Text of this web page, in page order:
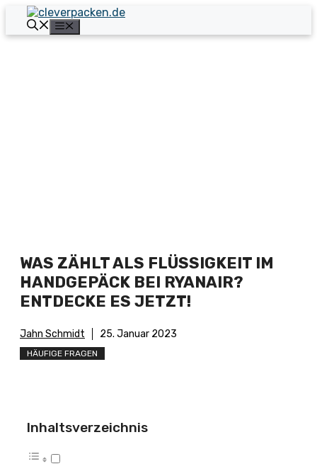
Zum
Inhalt
springen
WAS ZÄHLT ALS FLÜSSIGKEIT IM
HANDGEPÄCK BEI RYANAIR?
ENTDECKE ES JETZT!
Jahn Schmidt 25. Januar 2023
HÄUFIGE FRAGEN
Inhaltsverzeichnis